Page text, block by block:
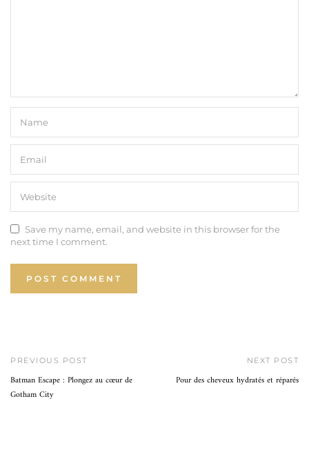
Save my name, email, and website in this browser for the
next time I comment.
PREVIOUS POST
Batman Escape : Plongez au cœur de
Gotham City
NEXT POST
Pour des cheveux hydratés et réparés